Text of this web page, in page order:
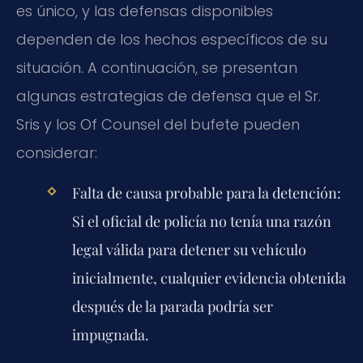
es único, y las defensas disponibles
dependen de los hechos específicos de su
situación. A continuación, se presentan
algunas estrategias de defensa que el Sr.
Sris y los Of Counsel del bufete pueden
considerar:
Falta de causa probable para la detención:
Si el oficial de policía no tenía una razón
legal válida para detener su vehículo
inicialmente, cualquier evidencia obtenida
después de la parada podría ser
impugnada.